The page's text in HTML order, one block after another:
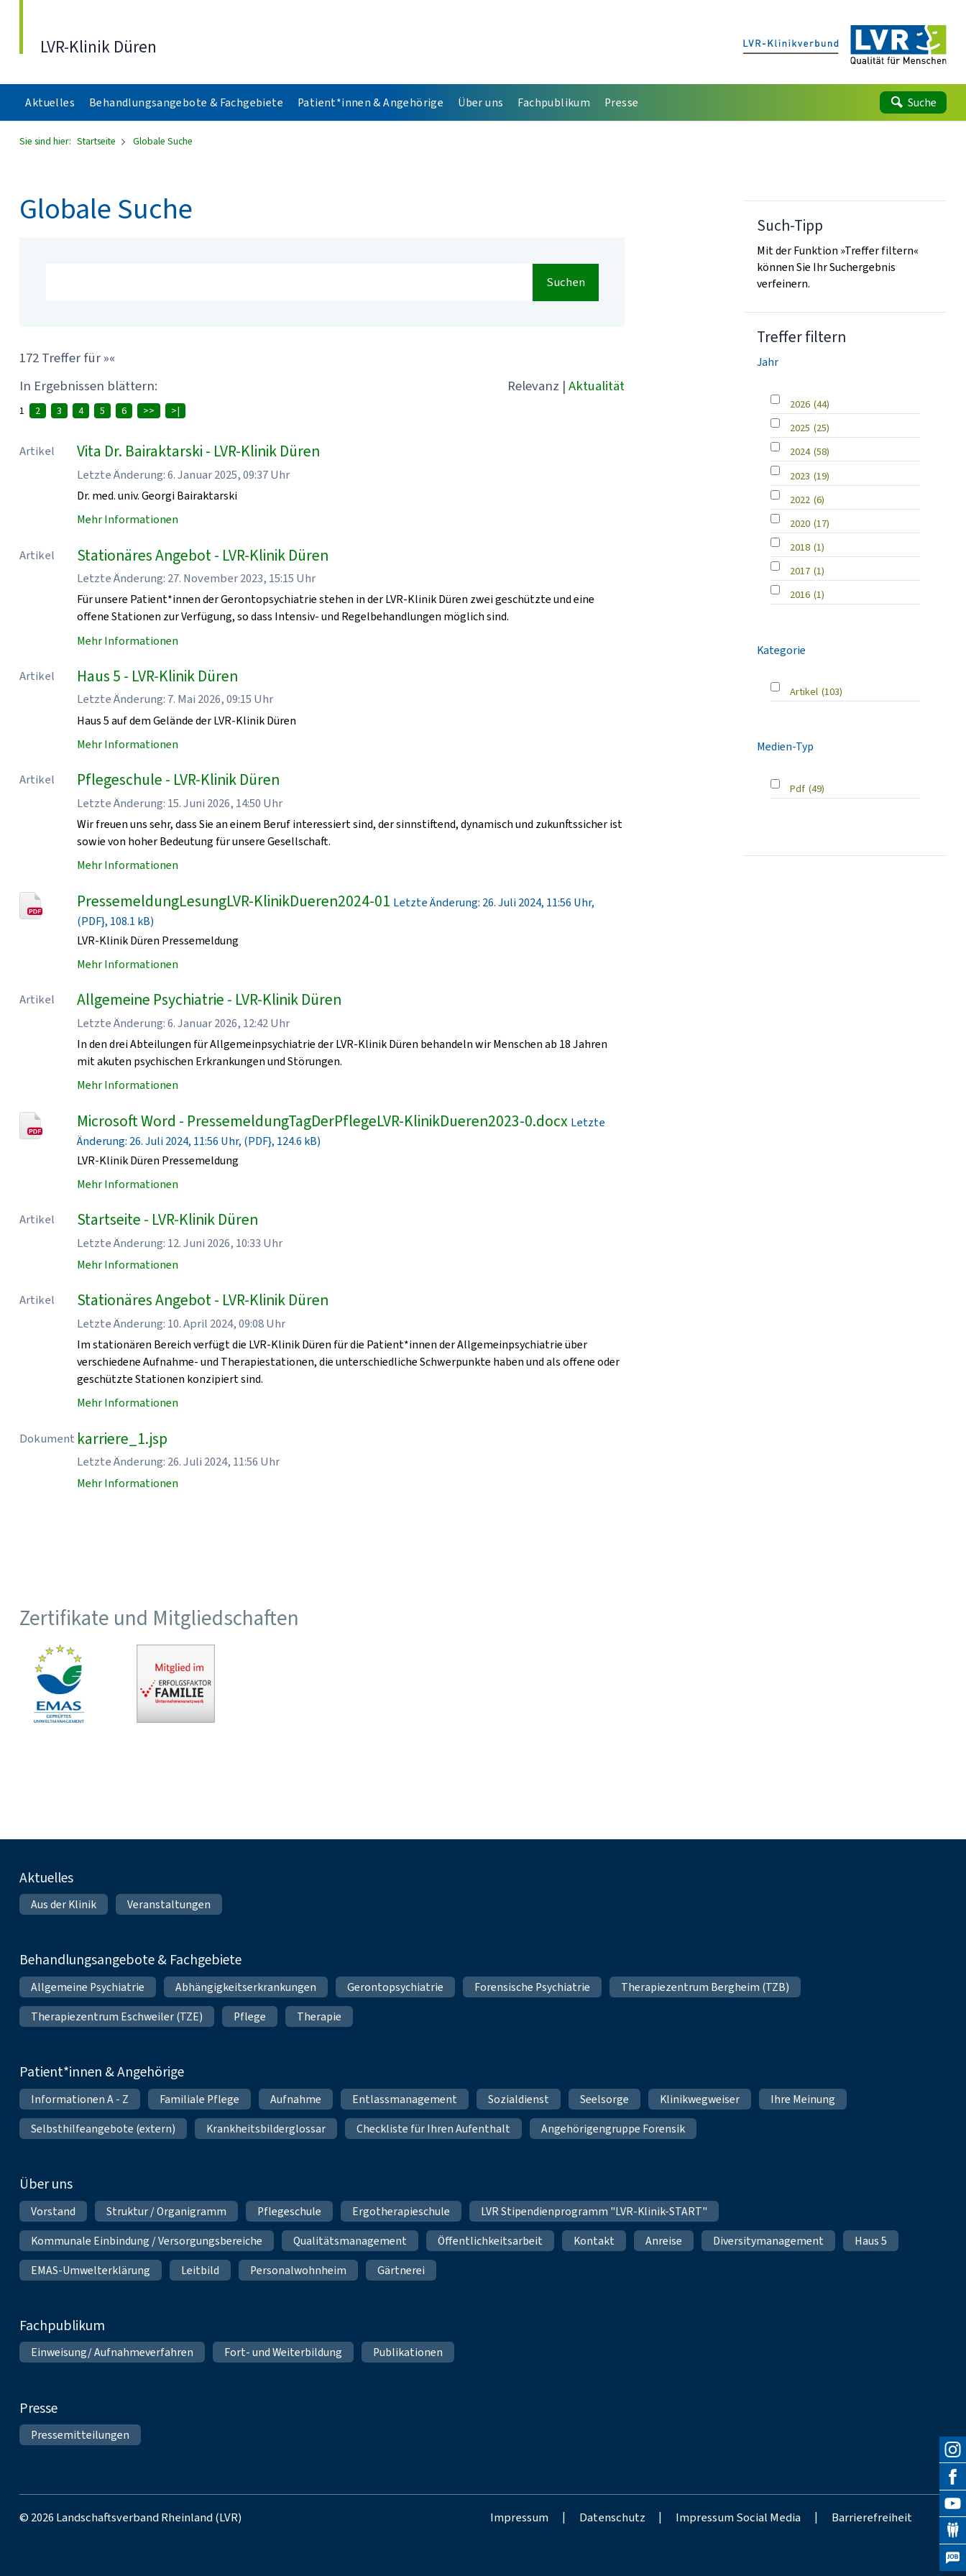
LVR-Klinik Düren
Aktuelles Behandlungsangebote & Fachgebiete Patient*innen & Angehörige Über uns Fachpublikum Presse Suche
Sie sind hier: Startseite Globale Suche
Globale Suche
Suchen
172 Treffer für »«
In Ergebnissen blättern:
Relevanz | Aktualität
1 2 3 4 5 6 >> >|
Artikel Vita Dr. Bairaktarski - LVR-Klinik Düren
Letzte Änderung: 6. Januar 2025, 09:37 Uhr
Dr. med. univ. Georgi Bairaktarski
Mehr Informationen
Artikel Stationäres Angebot - LVR-Klinik Düren
Letzte Änderung: 27. November 2023, 15:15 Uhr
Für unsere Patient*innen der Gerontopsychiatrie stehen in der LVR-Klinik Düren zwei geschützte und eine
offene Stationen zur Verfügung, so dass Intensiv- und Regelbehandlungen möglich sind.
Mehr Informationen
Artikel Haus 5 - LVR-Klinik Düren
Letzte Änderung: 7. Mai 2026, 09:15 Uhr
Haus 5 auf dem Gelände der LVR-Klinik Düren
Mehr Informationen
Artikel Pflegeschule - LVR-Klinik Düren
Letzte Änderung: 15. Juni 2026, 14:50 Uhr
Wir freuen uns sehr, dass Sie an einem Beruf interessiert sind, der sinnstiftend, dynamisch und zukunftssicher ist
sowie von hoher Bedeutung für unsere Gesellschaft.
Mehr Informationen
PressemeldungLesungLVR-KlinikDueren2024-01 Letzte Änderung: 26. Juli 2024, 11:56 Uhr,
(PDF}, 108.1 kB)
LVR-Klinik Düren Pressemeldung
Mehr Informationen
Artikel Allgemeine Psychiatrie - LVR-Klinik Düren
Letzte Änderung: 6. Januar 2026, 12:42 Uhr
In den drei Abteilungen für Allgemeinpsychiatrie der LVR-Klinik Düren behandeln wir Menschen ab 18 Jahren
mit akuten psychischen Erkrankungen und Störungen.
Mehr Informationen
Microsoft Word - PressemeldungTagDerPflegeLVR-KlinikDueren2023-0.docx Letzte
Änderung: 26. Juli 2024, 11:56 Uhr, (PDF}, 124.6 kB)
LVR-Klinik Düren Pressemeldung
Mehr Informationen
Artikel Startseite - LVR-Klinik Düren
Letzte Änderung: 12. Juni 2026, 10:33 Uhr
Mehr Informationen
Artikel Stationäres Angebot - LVR-Klinik Düren
Letzte Änderung: 10. April 2024, 09:08 Uhr
Im stationären Bereich verfügt die LVR-Klinik Düren für die Patient*innen der Allgemeinpsychiatrie über
verschiedene Aufnahme- und Therapiestationen, die unterschiedliche Schwerpunkte haben und als offene oder
geschützte Stationen konzipiert sind.
Mehr Informationen
Dokument karriere_1.jsp
Letzte Änderung: 26. Juli 2024, 11:56 Uhr
Mehr Informationen
Such-Tipp
Mit der Funktion »Treffer filtern«
können Sie Ihr Suchergebnis
verfeinern.
Treffer filtern
Jahr
2026 (44)
2025 (25)
2024 (58)
2023 (19)
2022 (6)
2020 (17)
2018 (1)
2017 (1)
2016 (1)
Kategorie
Artikel (103)
Medien-Typ
Pdf (49)
Zertifikate und Mitgliedschaften
Fußnavigation
Aktuelles
Aus der Klinik Veranstaltungen
Behandlungsangebote & Fachgebiete
Allgemeine Psychiatrie Abhängigkeitserkrankungen Gerontopsychiatrie Forensische Psychiatrie
Therapiezentrum Bergheim (TZB)
Therapiezentrum Eschweiler (TZE)
Pflege Therapie
Patient*innen & Angehörige
Informationen A - Z Familiale Pflege Aufnahme Entlassmanagement Sozialdienst Seelsorge Klinikwegweiser
Ihre Meinung
Selbsthilfeangebote (extern)
Krankheitsbilderglossar Checkliste für Ihren Aufenthalt Angehörigengruppe Forensik
Über uns
Vorstand Struktur / Organigramm Pflegeschule Ergotherapieschule
LVR Stipendienprogramm "LVR-Klinik-START"
Kommunale Einbindung / Versorgungsbereiche
Qualitätsmanagement Öffentlichkeitsarbeit Kontakt Anreise Diversitymanagement
Haus 5
EMAS-Umwelterklärung
Leitbild Personalwohnheim Gärtnerei
Fachpublikum
Einweisung/ Aufnahmeverfahren Fort- und Weiterbildung Publikationen
Presse
Pressemitteilungen
© 2026 Landschaftsverband Rheinland (LVR) Impressum | Datenschutz | Impressum Social Media | Barrierefreiheit